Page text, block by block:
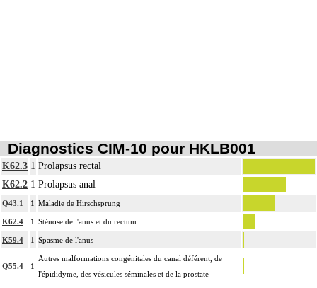
Diagnostics CIM-10 pour HKLB001
K62.3 1 Prolapsus rectal
K62.2 1 Prolapsus anal
Q43.1 1 Maladie de Hirschsprung
K62.4 1 Sténose de l'anus et du rectum
K59.4 1 Spasme de l'anus
Q55.4 1
Autres malformations congénitales du canal déférent, de
l'épididyme, des vésicules séminales et de la prostate